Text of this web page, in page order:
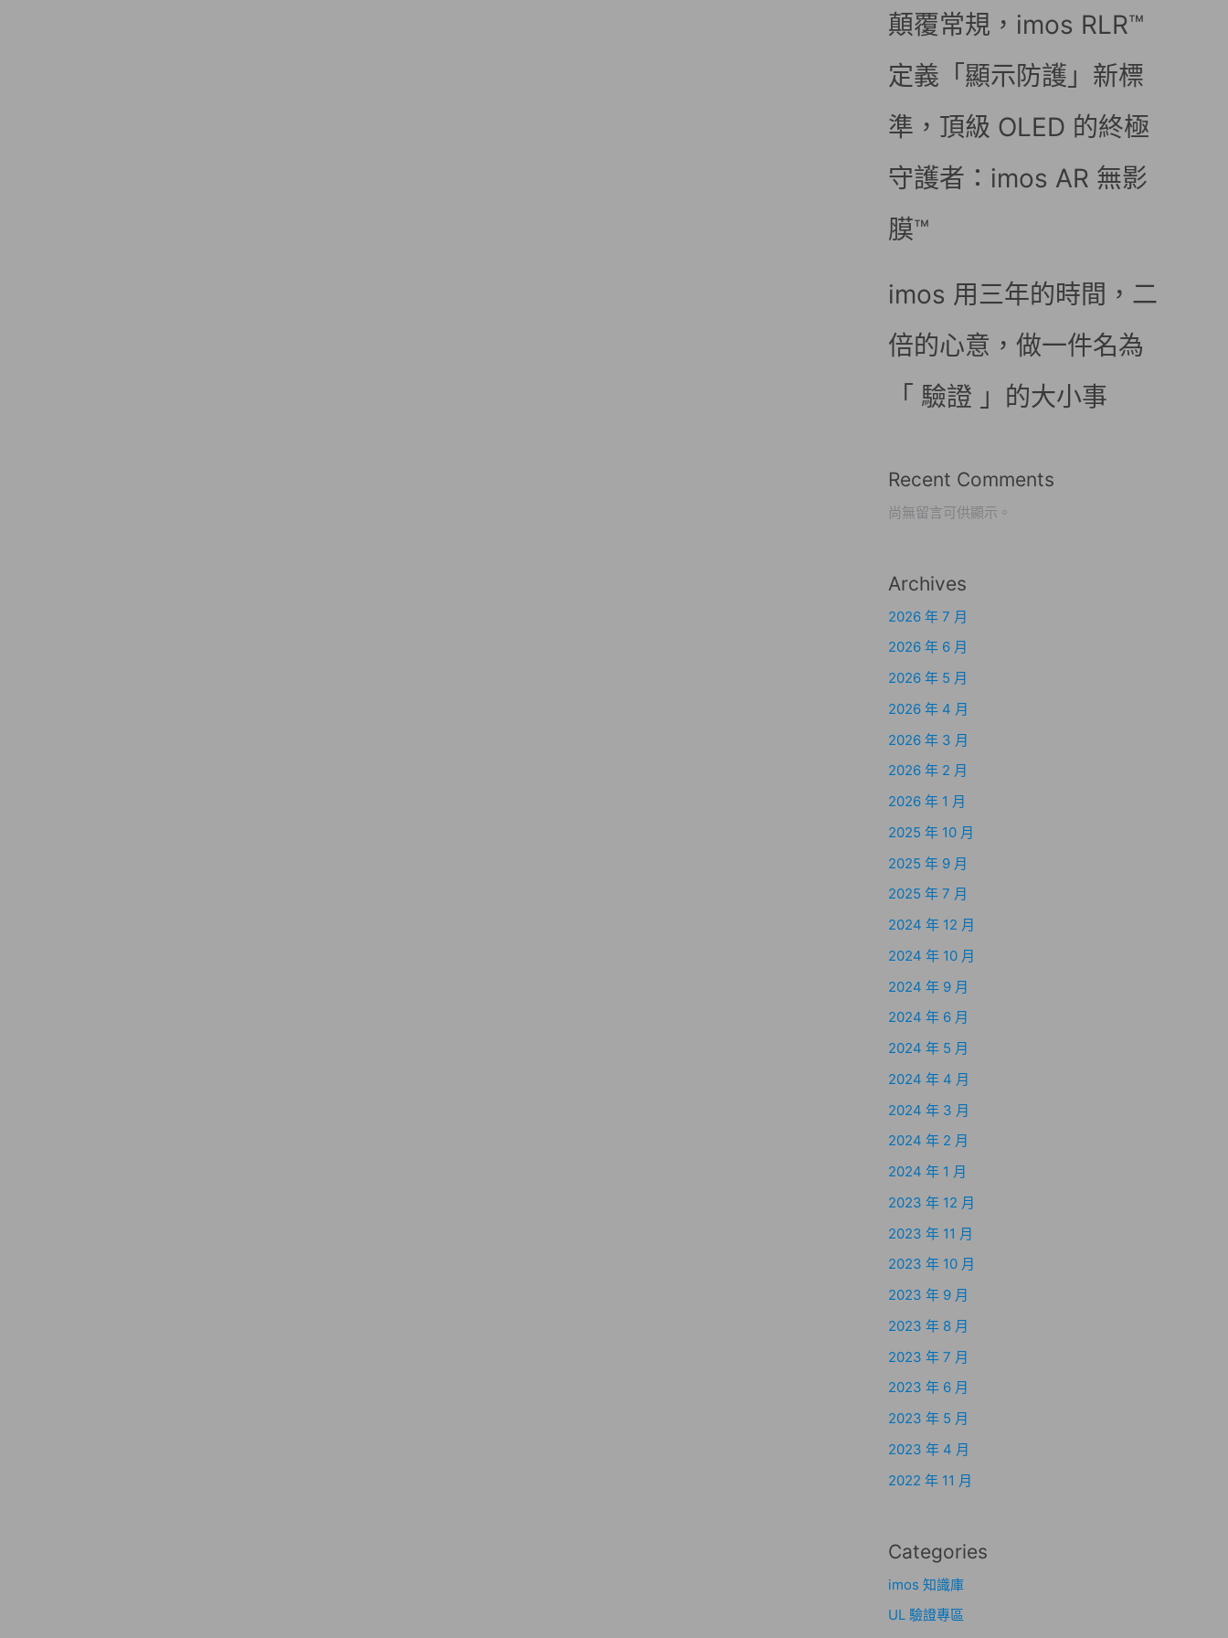
顛覆常規，imos RLR™
定義「顯示防護」新標
準，頂級 OLED 的終極
守護者：imos AR 無影
膜™
imos 用三年的時間，二
倍的心意，做一件名為
「 驗證 」的大小事
Recent Comments
尚無留言可供顯示。
Archives
2026 年 7 月
2026 年 6 月
2026 年 5 月
2026 年 4 月
2026 年 3 月
2026 年 2 月
2026 年 1 月
2025 年 10 月
2025 年 9 月
2025 年 7 月
2024 年 12 月
2024 年 10 月
2024 年 9 月
2024 年 6 月
2024 年 5 月
2024 年 4 月
2024 年 3 月
2024 年 2 月
2024 年 1 月
2023 年 12 月
2023 年 11 月
2023 年 10 月
2023 年 9 月
2023 年 8 月
2023 年 7 月
2023 年 6 月
2023 年 5 月
2023 年 4 月
2022 年 11 月
Categories
imos 知識庫
UL 驗證專區